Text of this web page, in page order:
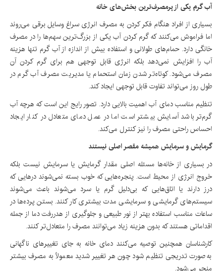
آب گرم یکی از پرمصرف‌ترین بخش‌های خانه
بسیاری از افراد هنگام فکر کردن به مصرف انرژی سراغ وسایل برقی می‌روند
اما فراموش می‌کنند که گرم کردن آب یکی از بزرگ‌ترین سهم‌ها را در مصرف
خانگی دارد. حمام‌های طولانی و استفاده بیش از اندازه از آب گرم تنها هزینه
آب را افزایش نمی‌دهد بلکه انرژی قابل توجهی هم برای گرم کردن آن
مصرف می‌شود. کوتاه‌تر شدن زمان استحمام یا مدیریت مصرف آب گرم در
طول روز می‌تواند تفاوت قابل توجهی ایجاد کند.
تنظیم مناسب دمای آب اهمیت بالایی دارد. تصور رایج این است که هرچه آب
گرم‌تر باشد آسایش بیشتر است اما در عمل دمای متعادل در کنار ایجاد
احساس راحتی مصرف را نیز کنترل می‌کند.
گرمایش و سرمایش همیشه مقصر اصلی نیستند
در بسیاری از خانه‌ها مسئله اصلی مقدار گرمایش یا سرمایش نیست بلکه
خروج انرژی از محیط است. پنجره‌هایی که خوب بسته نمی‌شوند درهایی که
درز دارند یا اتاق‌هایی که بی‌دلیل گرم یا سرد می‌شوند باعث می‌شوند
سیستم‌های گرمایشی و سرمایشی مدت بیشتری کار کنند. بستن پرده‌ها در
ساعات مناسب استفاده بهتر از نور طبیعی و جلوگیری از هدررفت دما از جمله
اقداماتی هستند که بدون هزینه زیاد می‌توانند مصرف را متعادل‌تر کنند.
کارشناسان همچنین توصیه می‌کنند دمای خانه به جای تغییرهای ناگهانی
به‌صورت تدریجی تنظیم شود چون هر تغییر شدید معمولاً به مصرف بیشتر